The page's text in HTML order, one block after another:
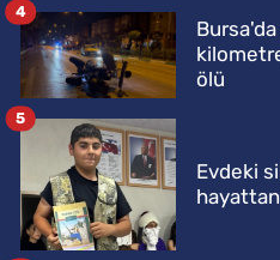
ölü
4
Evdeki
5